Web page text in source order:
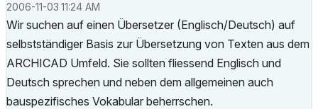
‎2006-11-03 11:24 AM
Wir suchen auf einen Übersetzer (Englisch/Deutsch) auf
selbstständiger Basis zur Übersetzung von Texten aus dem
ARCHICAD Umfeld. Sie sollten fliessend Englisch und
Deutsch sprechen und neben dem allgemeinen auch
bauspezifisches Vokabular beherrschen.